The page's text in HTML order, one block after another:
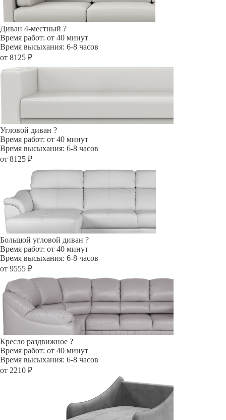
Диван 4-местный ?
Время работ: от 40 минут
Время высыхания: 6-8 часов
от 8125 ₽
Угловой диван ?
Время работ: от 40 минут
Время высыхания: 6-8 часов
от 8125 ₽
Большой угловой диван ?
Время работ: от 40 минут
Время высыхания: 6-8 часов
от 9555 ₽
Кресло раздвижное ?
Время работ: от 40 минут
Время высыхания: 6-8 часов
от 2210 ₽